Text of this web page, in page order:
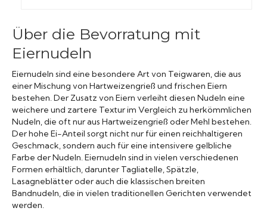
Über die Bevorratung mit
Eiernudeln
Eiernudeln sind eine besondere Art von Teigwaren, die aus
einer Mischung von Hartweizengrieß und frischen Eiern
bestehen. Der Zusatz von Eiern verleiht diesen Nudeln eine
weichere und zartere Textur im Vergleich zu herkömmlichen
Nudeln, die oft nur aus Hartweizengrieß oder Mehl bestehen.
Der hohe Ei-Anteil sorgt nicht nur für einen reichhaltigeren
Geschmack, sondern auch für eine intensivere gelbliche
Farbe der Nudeln. Eiernudeln sind in vielen verschiedenen
Formen erhältlich, darunter Tagliatelle, Spätzle,
Lasagneblätter oder auch die klassischen breiten
Bandnudeln, die in vielen traditionellen Gerichten verwendet
werden.